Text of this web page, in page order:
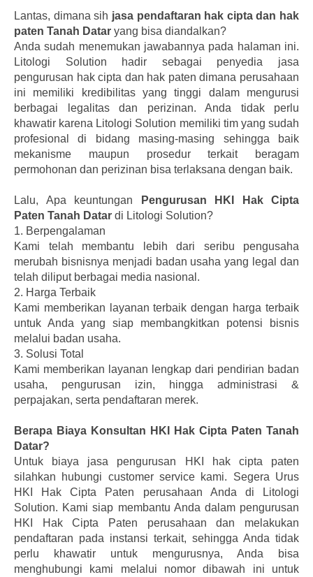
Lantas, dimana sih jasa pendaftaran hak cipta dan hak
paten Tanah Datar yang bisa diandalkan?
Anda sudah menemukan jawabannya pada halaman ini.
Litologi Solution hadir sebagai penyedia jasa
pengurusan hak cipta dan hak paten dimana perusahaan
ini memiliki kredibilitas yang tinggi dalam mengurusi
berbagai legalitas dan perizinan. Anda tidak perlu
khawatir karena Litologi Solution memiliki tim yang sudah
profesional di bidang masing-masing sehingga baik
mekanisme maupun prosedur terkait beragam
permohonan dan perizinan bisa terlaksana dengan baik.
Lalu, Apa keuntungan Pengurusan HKI Hak Cipta
Paten Tanah Datar di Litologi Solution?
1. Berpengalaman
Kami telah membantu lebih dari seribu pengusaha
merubah bisnisnya menjadi badan usaha yang legal dan
telah diliput berbagai media nasional.
2. Harga Terbaik
Kami memberikan layanan terbaik dengan harga terbaik
untuk Anda yang siap membangkitkan potensi bisnis
melalui badan usaha.
3. Solusi Total
Kami memberikan layanan lengkap dari pendirian badan
usaha, pengurusan izin, hingga administrasi &
perpajakan, serta pendaftaran merek.
Berapa Biaya Konsultan HKI Hak Cipta Paten Tanah
Datar?
Untuk biaya jasa pengurusan HKI hak cipta paten
silahkan hubungi customer service kami. Segera Urus
HKI Hak Cipta Paten perusahaan Anda di Litologi
Solution. Kami siap membantu Anda dalam pengurusan
HKI Hak Cipta Paten perusahaan dan melakukan
pendaftaran pada instansi terkait, sehingga Anda tidak
perlu khawatir untuk mengurusnya, Anda bisa
menghubungi kami melalui nomor dibawah ini untuk